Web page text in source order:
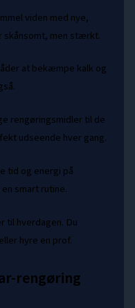
viden med nye,
skånsomt, men stærkt.
at bekæmpe kalk og
rengøringsmidler til de
udseende hver gang.
tid og energi på
smart rutine.
til hverdagen. Du
hyre en prof.
rengøring